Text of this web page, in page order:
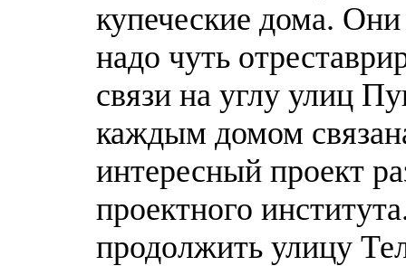
купеческие дома.
надо чуть
связи на углу улиц
каждым домом
интересный проект
проектного
продолжить улицу